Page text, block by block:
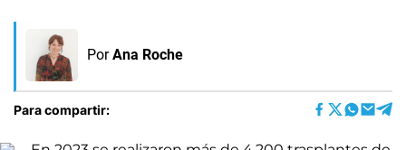
Por Ana Roche
Para compartir: